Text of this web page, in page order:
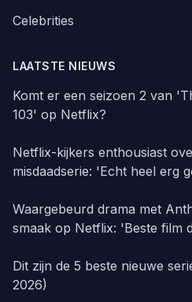
Celebrities
LAATSTE NIEUWS
Komt er een seizoen 2 van
103' op Netflix?
Netflix-kijkers enthousiast
misdaadserie: 'Echt heel erg
Waargebeurd drama met
smaak op Netflix: 'Beste film
Dit zijn de 5 beste nieuwe
2026)